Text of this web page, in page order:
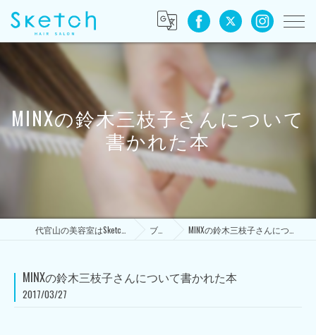
MINXの鈴木三枝子さんについて
書かれた本
ブログ MINXの鈴木三枝子さんについて書かれた本
MINXの鈴木三枝子さんについて書かれた本
2017/03/27